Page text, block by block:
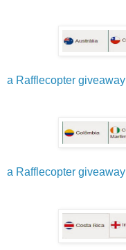
a Rafflecopter giveaway
a Rafflecopter giveaway